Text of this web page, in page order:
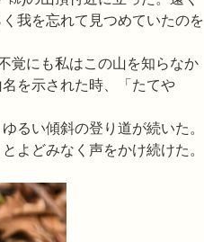
我を忘れて見つめていたのを
覚にも私はこの山を知らなか
を示された時、「たてや
るい傾斜の登り道が続いた。
よどみなく声をかけ続けた。